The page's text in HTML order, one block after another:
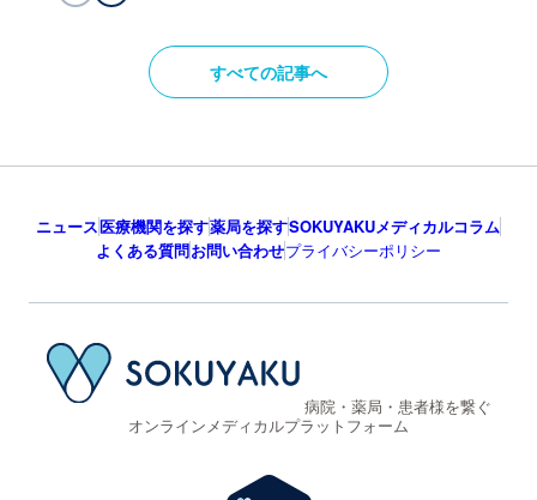
すべての記事へ
ニュース医療機関を探す薬局を探すSOKUYAKUメディカルコラム
よくある質問お問い合わせプライバシーポリシー
病院・薬局・患者様を繋ぐ
オンラインメディカルプラットフォーム